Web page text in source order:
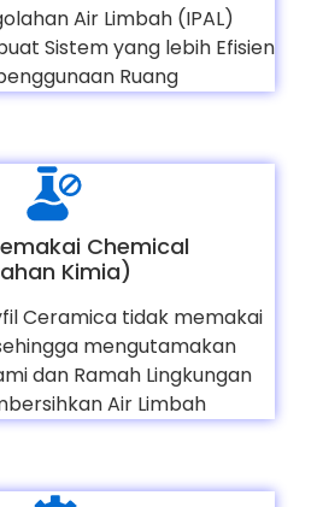
Air Limbah (IPAL)
Sistem yang lebih Efisien
Ruang
Chemical
Kimia)
Ceramica tidak memakai
mengutamakan
dan Ramah Lingkungan
Air Limbah